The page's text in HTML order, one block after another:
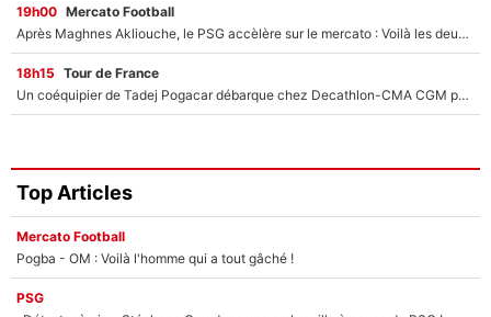
19h00 Mercato Football
Après Maghnes Akliouche, le PSG accèlère sur le mercato : Voilà les deux nouvelles recrues qui vont signer la semaine prochaine ?
18h15 Tour de France
Un coéquipier de Tadej Pogacar débarque chez Decathlon-CMA CGM pour épauler Paul Seixas : «Mes meilleures années sont à venir»
Top Articles
Mercato Football
Pogba - OM : Voilà l'homme qui a tout gâché !
PSG